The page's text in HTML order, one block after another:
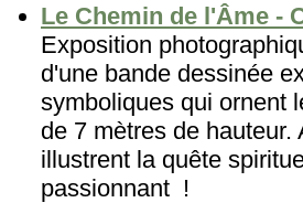
Le Chemin de l'Âme -
Exposition
d'une bande dessinée
symboliques qui ornent
de 7 mètres de
illustrent la quête
passionnant !